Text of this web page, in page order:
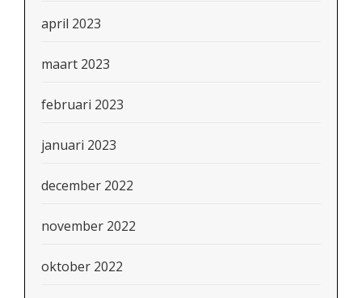
april 2023
maart 2023
februari 2023
januari 2023
december 2022
november 2022
oktober 2022